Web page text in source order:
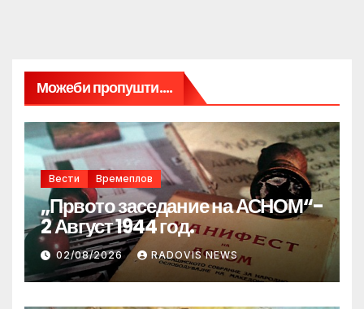
Можеби пропушти....
Вести Времеплов
„Првото заседание на АСНОМ“-
2 Август 1944 год.
02/08/2026 RADOVIS NEWS